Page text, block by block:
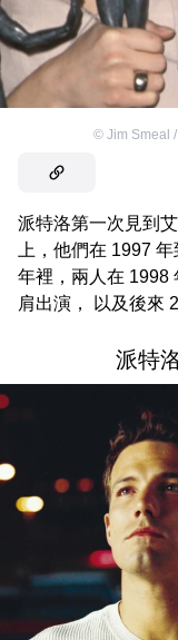
© Jim Smeal
派特洛第一次見到
上，他們在 1997
年裡，兩人在 1998
肩出演， 以及後來
派特